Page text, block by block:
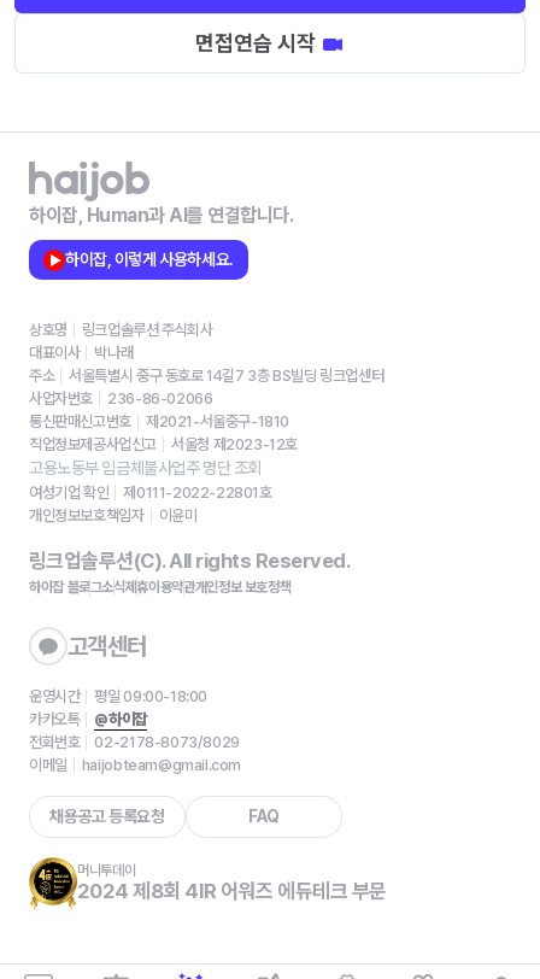
면접연습 시작
하이잡, Human과 AI를 연결합니다.
하이잡, 이렇게 사용하세요.
상호명
링크업솔루션 주식회사
대표이사
박나래
주소
서울특별시 중구 동호로 14길7 3층 BS빌딩 링크업센터
사업자번호
236-86-02066
통신판매신고번호
제2021-서울중구-1810
직업정보제공사업신고
서울청 제2023-12호
고용노동부 임금체불사업주 명단 조회
여성기업 확인
제0111-2022-22801호
개인정보보호책임자
이윤미
링크업솔루션(C). All rights Reserved.
하이잡 블로그소식제휴이용약관개인정보 보호정책
고객센터
운영시간
평일 09:00-18:00
카카오톡
@하이잡
전화번호
02-2178-8073/8029
이메일
haijobteam@gmail.com
채용공고 등록요청 FAQ
머니투데이
2024 제8회 4IR 어워즈 에듀테크 부문